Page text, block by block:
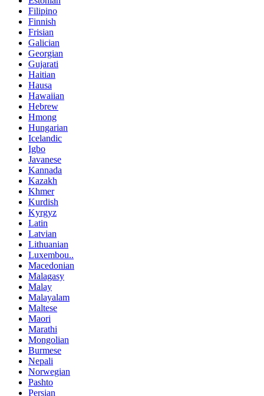
Filipino
Finnish
Frisian
Galician
Georgian
Gujarati
Haitian
Hausa
Hawaiian
Hebrew
Hmong
Hungarian
Icelandic
Igbo
Javanese
Kannada
Kazakh
Khmer
Kurdish
Kyrgyz
Latin
Latvian
Lithuanian
Luxembou..
Macedonian
Malagasy
Malay
Malayalam
Maltese
Maori
Marathi
Mongolian
Burmese
Nepali
Norwegian
Pashto
Persian